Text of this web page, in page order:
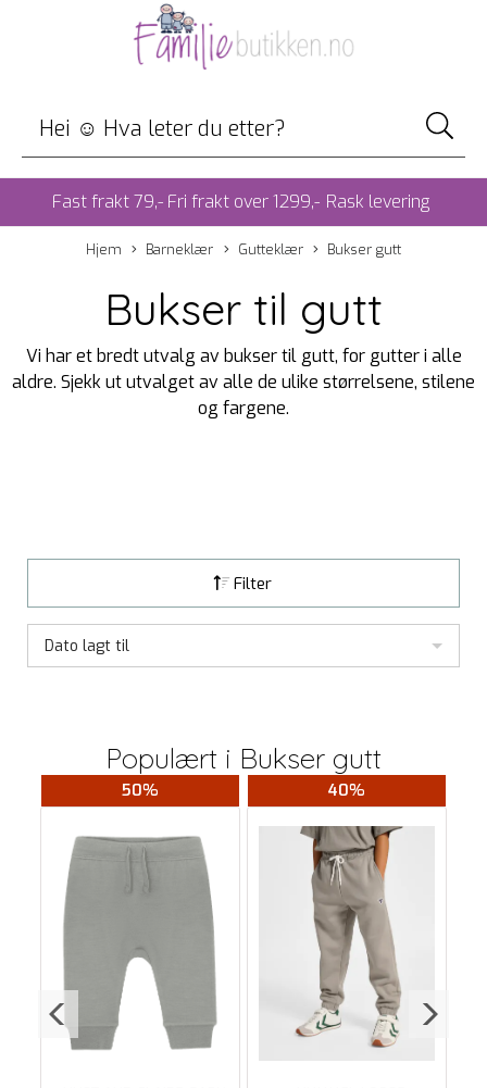
Fast frakt 79,- Fri frakt over 1299,- Rask levering
Hjem Barneklær Gutteklær Bukser gutt
Bukser til gutt
Vi har et bredt utvalg av bukser til gutt, for gutter i alle
aldre. Sjekk ut utvalget av alle de ulike størrelsene, stilene
og fargene.
Filter
Dato lagt til
Populært i Bukser gutt
50% 40%